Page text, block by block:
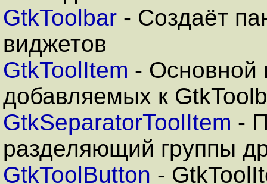
GtkToolbar - Создаёт
виджетов
GtkToolItem - Основной
добавляемых к
GtkSeparatorToolItem -
разделяющий группы
GtkToolButton -